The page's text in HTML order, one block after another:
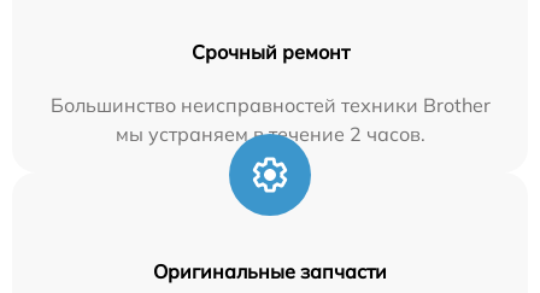
Срочный ремонт
Большинство неисправностей техники Brother
мы устраняем в течение 2 часов.
Оригинальные запчасти